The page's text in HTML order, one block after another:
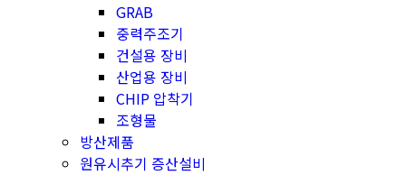
GRAB
중력주조기
건설용 장비
산업용 장비
CHIP 압착기
조형물
방산제품
원유시추기 증산설비